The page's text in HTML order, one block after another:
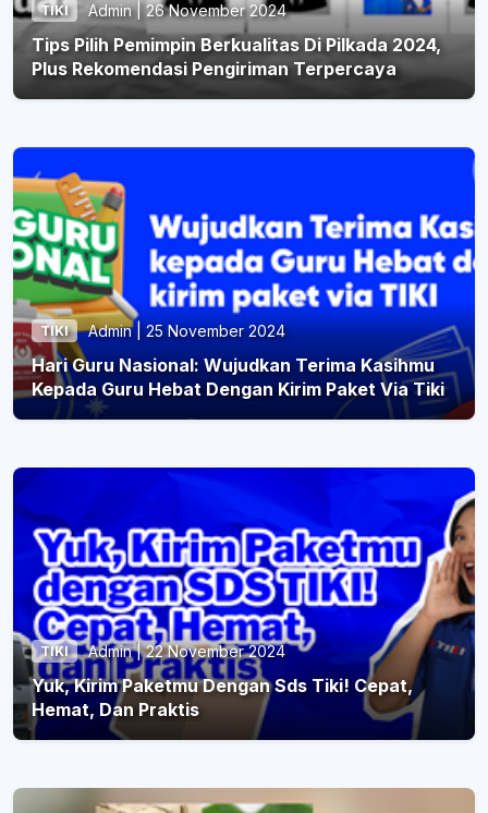
TIKI Admin | 26 November 2024
Tips Pilih Pemimpin Berkualitas Di Pilkada 2024,
Plus Rekomendasi Pengiriman Terpercaya
TIKI Admin | 25 November 2024
Hari Guru Nasional: Wujudkan Terima Kasihmu
Kepada Guru Hebat Dengan Kirim Paket Via Tiki
TIKI Admin | 22 November 2024
Yuk, Kirim Paketmu Dengan Sds Tiki! Cepat,
Hemat, Dan Praktis